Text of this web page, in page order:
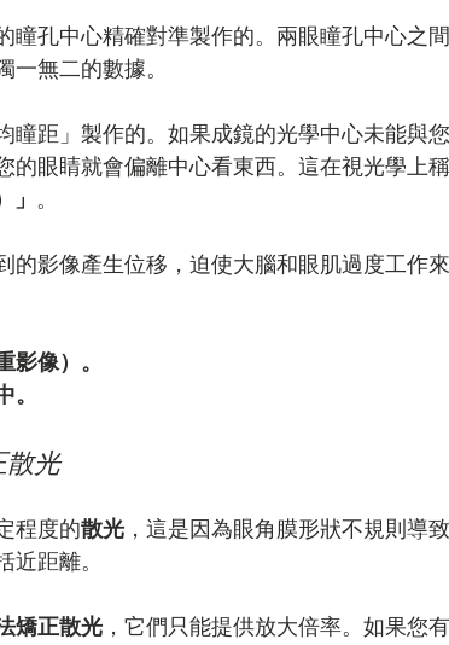
瞳孔中心精確對準製作的。兩眼瞳孔中心之
一無二的數據。
瞳距」製作的。如果成鏡的光學中心未能與
的眼睛就會偏離中心看東西。這在視光學上
。
的影像產生位移，迫使大腦和眼肌過度工作
影像）。
。
散光
程度的散光 ，這是因為眼角膜形狀不規則導
近距離。
矯正散光 ，它們只能提供放大倍率。如果您